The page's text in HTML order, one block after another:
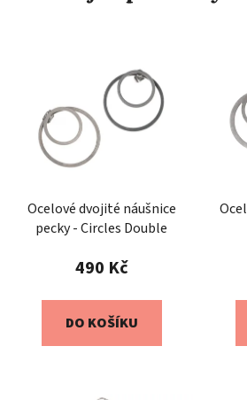
Ocelové dvojité náušnice
pecky - Circles Double
490 Kč
DO KOŠÍKU